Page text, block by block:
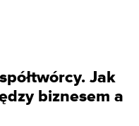
Jak
biznesem a